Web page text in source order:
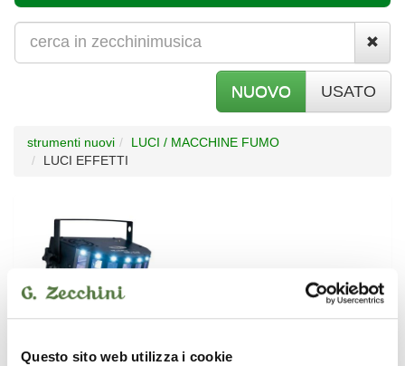
Questo sito web utilizza i cookie
NUOVO USATO
strumenti nuovi
LUCI / MACCHINE FUMO
LUCI EFFETTI
L UCI EFFETTI